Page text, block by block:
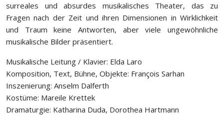
surreales und absurdes musikalisches Theater, das zu
Fragen nach der Zeit und ihren Dimensionen in Wirklichkeit
und Traum keine Antworten, aber viele ungewöhnliche
musikalische Bilder präsentiert.
Musikalische Leitung / Klavier: Elda Laro
Komposition, Text, Bühne, Objekte: François Sarhan
Inszenierung: Anselm Dalferth
Kostüme: Mareile Krettek
Dramaturgie: Katharina Duda, Dorothea Hartmann